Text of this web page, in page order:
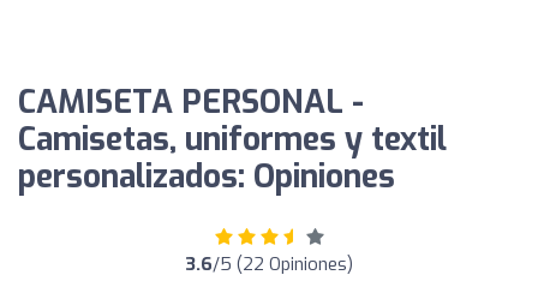
CAMISETA PERSONAL -
Camisetas, uniformes y textil
personalizados: Opiniones
3.6/5 (22 Opiniones)